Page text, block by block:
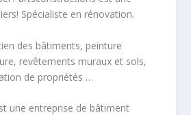
Spécialiste en rénovation.
des bâtiments, peinture
revêtements muraux et sols,
de propriétés …
une entreprise de bâtiment